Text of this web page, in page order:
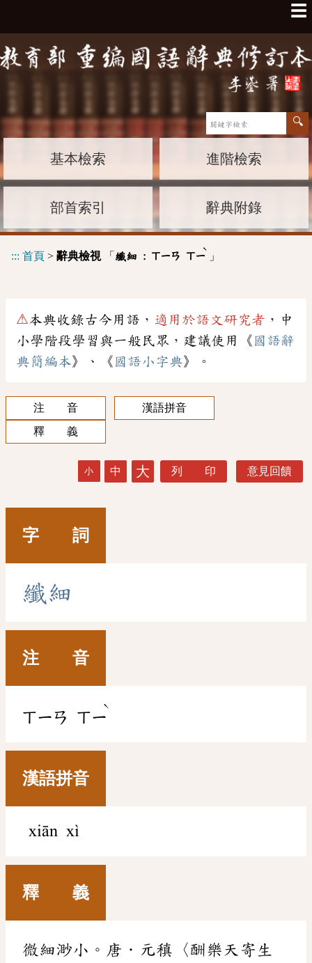
☰
基本檢索 進階檢索
部首索引 辭典附錄
::: 首頁 > 辭典檢視「 纖細 : ㄒㄧㄢ ㄒㄧ
ˋ
」
⚠本典收錄古今用語， 適用於語文研究者 ，中
小學階段學習與一般民眾，建議使用《 國語辭
典簡編本》、《 國語小字典》。
注 音
漢語拼音
釋 義
小 中 大 列 印 意見回饋
字 詞
纖細
注 音
ㄒㄧㄢ ㄒㄧ
ˋ
漢語拼音
xiān xì
釋 義
微細渺小。唐．元稹〈酬樂天寄生